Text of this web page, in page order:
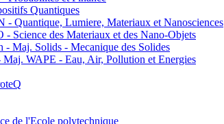
Quantiques
Quantique, Lumiere, Materiaux et Nanosciences
Science des Materiaux et des Nano-Objets
Maj. Solids - Mecanique des Solides
WAPE - Eau, Air, Pollution et Energies
de l'Ecole polytechnique